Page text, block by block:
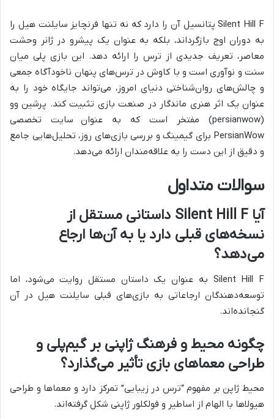
Silent Hill F پتانسیل آن را دارد که نه تنها فرنچایز سایلنت هیل را
به دوران اوج بازگرداند، بلکه به عنوان یک پیشرو در ژانر وحشت
معاصر، تعریف جدیدی از ترس را ارائه دهد. این بازی پلی میان
سنت و نوآوری است و با کاوش در ترس‌های پنهان ناخودآگاه جمعی
و چالش‌های روان‌شناختی دنیای امروز، می‌تواند جایگاه خود را به
عنوان یک اثر هنری ماندگار در صنعت بازی تثبیت کند. پرشین وو
(persianwow) مفتخر است که به عنوان
سایت تخصصی
PersianWow برای گیمینگ و بررسی بازی‌های روز، تحلیل‌هایی جامع
و دقیق از این دست را به علاقه‌مندان ارائه می‌دهد.
سوالات متداول
آیا Silent Hill F داستانی مستقل از
نسخه‌های قبلی دارد یا به آن‌ها ارجاع
می‌دهد؟
Silent Hill F به عنوان یک داستان مستقل روایت می‌شود، اما
توسعه‌دهندگان ارجاعاتی به بازی‌های قبلی سایلنت هیل در آن
گنجانده‌اند.
چگونه محیط و فرهنگ ژاپنی بر گیم‌پلی و
طراحی معماهای بازی تأثیر می‌گذارد؟
محیط ژاپن بر مفهوم “ترس در زیبایی” تمرکز دارد و معماها و طراحی
هیولاها با الهام از اساطیر و فولکلور ژاپنی شکل گرفته‌اند.